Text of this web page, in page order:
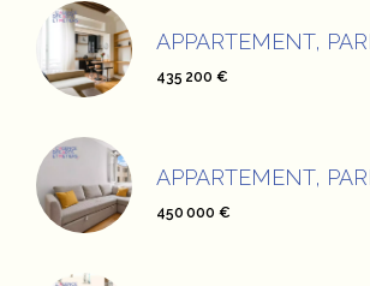
APPARTEMENT,
435 200 €
APPARTEMENT,
450 000 €